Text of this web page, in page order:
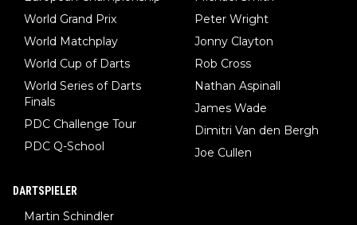
World Grand Prix
World Matchplay
World Cup of Darts
World Series of Darts
Finals
PDC Challenge Tour
PDC Q-School
Peter Wright
Jonny Clayton
Rob Cross
Nathan Aspinall
James Wade
Dimitri Van den Bergh
Joe Cullen
DARTSPIELER
Martin Schindler